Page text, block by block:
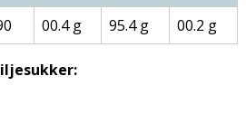
00.4 g 95.4 g 00.2 g